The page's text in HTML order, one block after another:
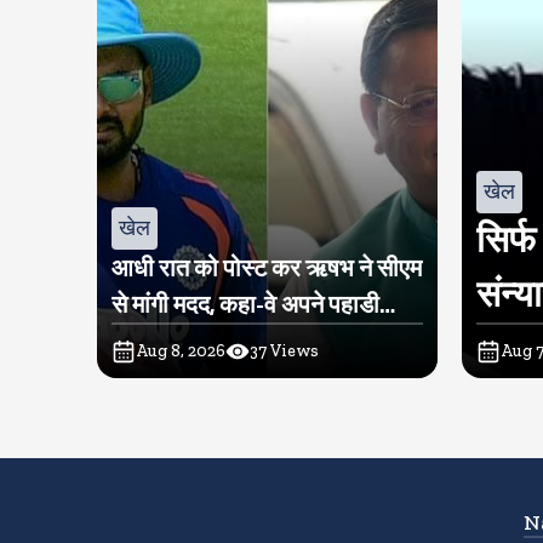
खेल
आधी रात को पोस्ट कर ऋषभ ने सीएम
से मांगी मदद, कहा-वे अपने पहाडी
लोगों के बीच लौटना चाहते हैं
Aug 8, 2026 37Views
खेल
Aug